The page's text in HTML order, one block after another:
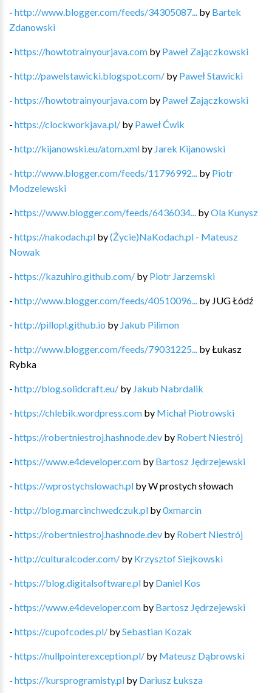
- http://www.blogger.com/feeds/34305087... by Bartek
Zdanowski
- https://howtotrainyourjava.com by Paweł Zajączkowski
- http://pawelstawicki.blogspot.com/ by Paweł Stawicki
- https://howtotrainyourjava.com by Paweł Zajączkowski
- https://clockworkjava.pl/ by Paweł Ćwik
- http://kijanowski.eu/atom.xml by Jarek Kijanowski
- http://www.blogger.com/feeds/11796992... by Piotr
Modzelewski
- https://www.blogger.com/feeds/6436034... byOla Kunysz
- https://nakodach.pl by(Życie)NaKodach.pl - Mateusz
Nowak
- https://kazuhiro.github.com/ by Piotr Jarzemski
- http://www.blogger.com/feeds/40510096... by JUG Łódź
- http://pillopl.github.io by Jakub Pilimon
- http://www.blogger.com/feeds/79031225... byŁukasz
Rybka
- http://blog.solidcraft.eu/ by Jakub Nabrdalik
- https://chlebik.wordpress.com by Michał Piotrowski
- https://robertniestroj.hashnode.dev by Robert Niestrój
- https://www.e4developer.com by Bartosz Jędrzejewski
- https://wprostychslowach.pl byW prostych słowach
- http://blog.marcinchwedczuk.pl by0xmarcin
- https://robertniestroj.hashnode.dev by Robert Niestrój
- http://culturalcoder.com/ by Krzysztof Siejkowski
- https://blog.digitalsoftware.pl by Daniel Kos
- https://www.e4developer.com by Bartosz Jędrzejewski
- https://cupofcodes.pl/ bySebastian Kozak
- https://nullpointerexception.pl/ by Mateusz Dąbrowski
- https://kursprogramisty.pl by Dariusz Łuksza